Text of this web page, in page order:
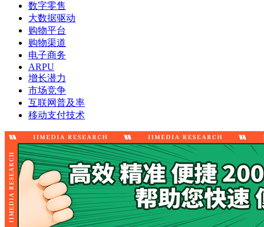
数字零售
大数据驱动
购物平台
购物渠道
电子商务
ARPU
增长潜力
市场竞争
互联网普及率
移动支付技术